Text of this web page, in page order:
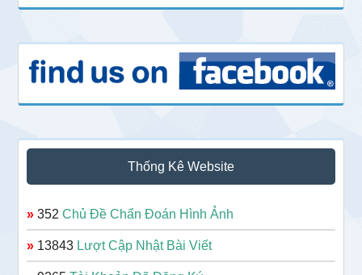
Thống Kê Website
» 352Chủ Đề Chẩn Đoán Hình Ảnh
» 13843 Lượt Cập Nhật Bài Viết